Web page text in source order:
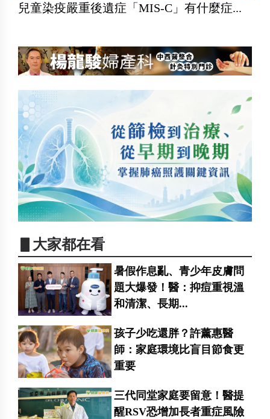
兒童染疫嚴重後遺症「MIS-C」有什麼症...
▋大家都在看
暑假作息亂、青少年皮膚問
題大爆發！醫：抑痘重視溫
和清潔、長期...
孩子少吃還胖？許薰惠醫
師：家庭環境比盲目節食更
重要
三代同堂家庭要留意！醫提
醒RSV恐增加長者重症風險